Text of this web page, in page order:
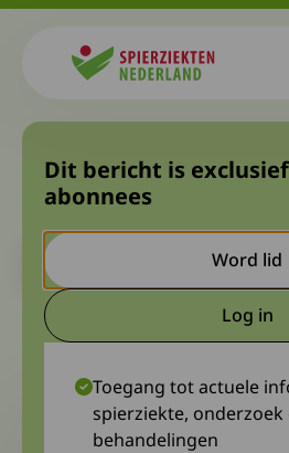
Daan, een
en door FA
Let op. Dit is een ouder bericht. Het kan
meer actueel is.
8 februari 2024 Marieke van Driel
Dit bericht is
abonnees
Word lid
Log in
Toegang tot actuele
spierziekte, onderzoek
behandelingen